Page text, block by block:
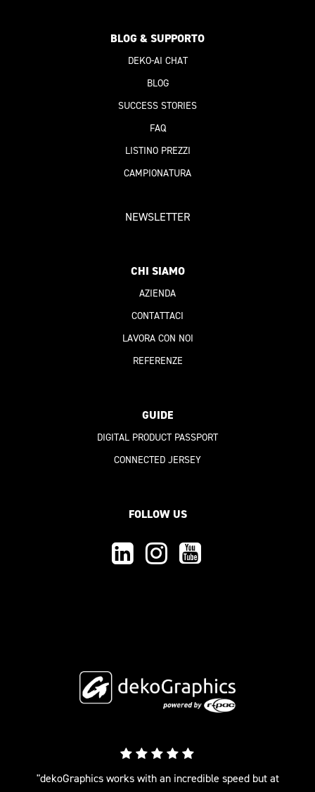
BLOG & SUPPORTO
DEKO-AI CHAT
BLOG
SUCCESS STORIES
FAQ
LISTINO PREZZI
CAMPIONATURA
NEWSLETTER
CHI SIAMO
AZIENDA
CONTATTACI
LAVORA CON NOI
REFERENZE
GUIDE
DIGITAL PRODUCT PASSPORT
CONNECTED JERSEY
FOLLOW US
"dekoGraphics works with an incredible speed but at